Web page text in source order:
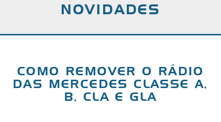
NOVIDADES
COMO REMOVER O RÁDIO
DAS MERCEDES CLASSE A,
B, CLA E GLA